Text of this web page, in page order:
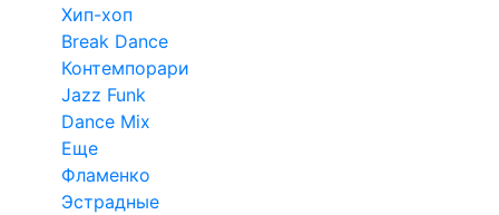
Хип-хоп
Break Dance
Контемпорари
Jazz Funk
Dance Mix
Еще
Фламенко
Эстрадные